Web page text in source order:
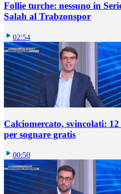
Follie turche: nessuno in
Salah al Trabzonspor
02:54
Calciomercato, svincolati:
per sognare gratis
00:50